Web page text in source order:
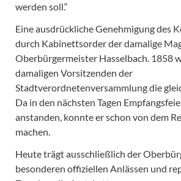
werden soll.“
Eine ausdrückliche Genehmigung des
durch Kabinettsorder der damalige
Oberbürgermeister Hasselbach. 1858
damaligen Vorsitzenden der
Stadtverordnetenversammlung die
Da in den nächsten Tagen
anstanden, konnte er schon von dem
machen.
Heute trägt ausschließlich der
besonderen offiziellen Anlässen und